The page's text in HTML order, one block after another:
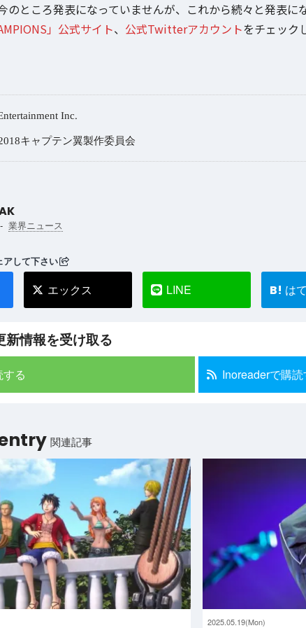
のところ発表になっていませんが、これから続々と発表に
」公式サイト、 公式Twitterアカウントをチェック
Inc.
キャプテン翼製作委員会
業界ニュース
して下さい
エックス LINE B! は
情報を受け取る
る Inoreaderで購読
関連記事
2025.05.19(Mon)